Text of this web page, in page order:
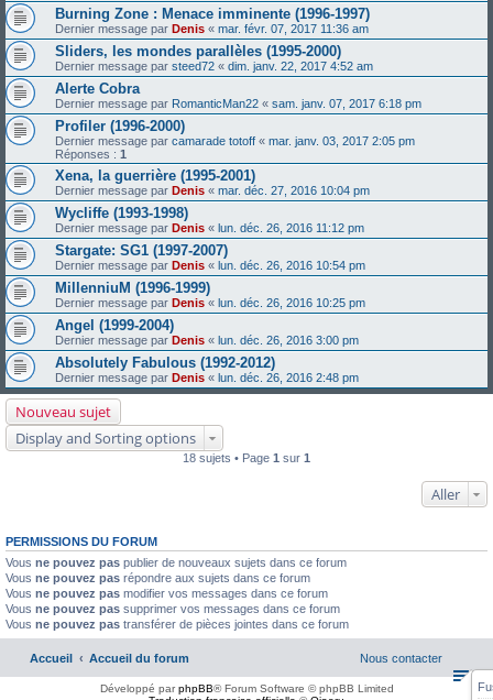
Burning Zone : Menace imminente (1996-1997)
Dernier message par Denis « mar. févr. 07, 2017 11:36 am
Sliders, les mondes parallèles (1995-2000)
Dernier message par steed72 « dim. janv. 22, 2017 4:52 am
Alerte Cobra
Dernier message par RomanticMan22 « sam. janv. 07, 2017 6:18 pm
Profiler (1996-2000)
Dernier message par camarade totoff « mar. janv. 03, 2017 2:05 pm
Réponses : 1
Xena, la guerrière (1995-2001)
Dernier message par Denis « mar. déc. 27, 2016 10:04 pm
Wycliffe (1993-1998)
Dernier message par Denis « lun. déc. 26, 2016 11:12 pm
Stargate: SG1 (1997-2007)
Dernier message par Denis « lun. déc. 26, 2016 10:54 pm
MillenniuM (1996-1999)
Dernier message par Denis « lun. déc. 26, 2016 10:25 pm
Angel (1999-2004)
Dernier message par Denis « lun. déc. 26, 2016 3:00 pm
Absolutely Fabulous (1992-2012)
Dernier message par Denis « lun. déc. 26, 2016 2:48 pm
Nouveau sujet
Display and Sorting options
18 sujets • Page 1 sur 1
Aller
PERMISSIONS DU FORUM
Vous ne pouvez pas publier de nouveaux sujets dans ce forum
Vous ne pouvez pas répondre aux sujets dans ce forum
Vous ne pouvez pas modifier vos messages dans ce forum
Vous ne pouvez pas supprimer vos messages dans ce forum
Vous ne pouvez pas transférer de pièces jointes dans ce forum
Accueil Accueil du forum Nous contacter
Développé parphpBB® Forum Software © phpBB Limited